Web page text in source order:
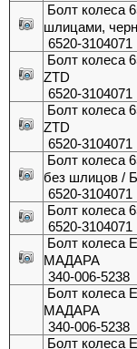
Болт колеса
шлицами,
6520-3104071
Болт колеса
ZTD
6520-3104071
Болт колеса
ZTD
6520-3104071
Болт колеса
без шлицов /
6520-3104071
Болт колеса
6520-3104071
Болт колеса
МАДАРА
340-006-5238
Болт колеса
МАДАРА
340-006-5238
Болт колеса